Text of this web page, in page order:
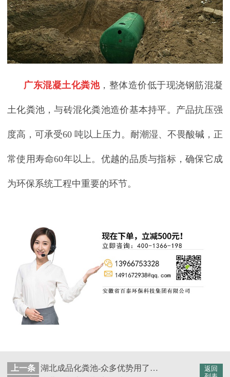
广东混凝土化粪池，整体造价低于现浇钢筋混凝
土化粪池，与砖混化粪池造价基本持平。产品抗压强
度高，可承受60 吨以上压力。耐潮湿、不畏酸碱，正
常使用寿命60年以上。优越的品质与指标，确保它成
为环保系统工程中重要的环节。
返回
上一条
湖北成品化粪池-众多优势用了都说值得[百泰集团]